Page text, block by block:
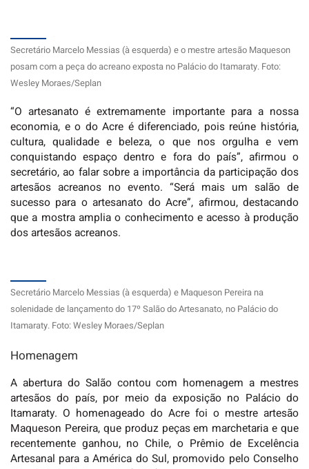
Secretário Marcelo Messias (à esquerda) e o mestre artesão Maqueson
posam com a peça do acreano exposta no Palácio do Itamaraty. Foto:
Wesley Moraes/Seplan
“O artesanato é extremamente importante para a nossa
economia, e o do Acre é diferenciado, pois reúne história,
cultura, qualidade e beleza, o que nos orgulha e vem
conquistando espaço dentro e fora do país”, afirmou o
secretário, ao falar sobre a importância da participação dos
artesãos acreanos no evento. “Será mais um salão de
sucesso para o artesanato do Acre”, afirmou, destacando
que a mostra amplia o conhecimento e acesso à produção
dos artesãos acreanos.
Secretário Marcelo Messias (à esquerda) e Maqueson Pereira na
solenidade de lançamento do 17º Salão do Artesanato, no Palácio do
Itamaraty. Foto: Wesley Moraes/Seplan
Homenagem
A abertura do Salão contou com homenagem a mestres
artesãos do país, por meio da exposição no Palácio do
Itamaraty. O homenageado do Acre foi o mestre artesão
Maqueson Pereira, que produz peças em marchetaria e que
recentemente ganhou, no Chile, o Prêmio de Excelência
Artesanal para a América do Sul, promovido pelo Conselho